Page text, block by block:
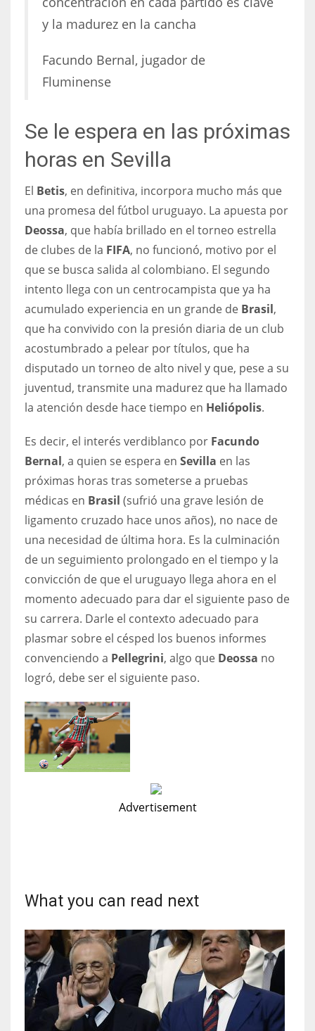
y la madurez en la cancha
Facundo Bernal, jugador de
Fluminense
Se le espera en las próximas
horas en Sevilla
El Betis, en definitiva, incorpora mucho más que
una promesa del fútbol uruguayo. La apuesta por
Deossa, que había brillado en el torneo estrella
de clubes de la FIFA, no funcionó, motivo por el
que se busca salida al colombiano. El segundo
intento llega con un centrocampista que ya ha
acumulado experiencia en un grande de Brasil,
que ha convivido con la presión diaria de un club
acostumbrado a pelear por títulos, que ha
disputado un torneo de alto nivel y que, pese a su
juventud, transmite una madurez que ha llamado
la atención desde hace tiempo en Heliópolis.
Es decir, el interés verdiblanco por Facundo
Bernal, a quien se espera en Sevilla en las
próximas horas tras someterse a pruebas
médicas en Brasil (sufrió una grave lesión de
ligamento cruzado hace unos años), no nace de
una necesidad de última hora. Es la culminación
de un seguimiento prolongado en el tiempo y la
convicción de que el uruguayo llega ahora en el
momento adecuado para dar el siguiente paso de
su carrera. Darle el contexto adecuado para
plasmar sobre el césped los buenos informes
convenciendo a Pellegrini, algo que Deossa no
logró, debe ser el siguiente paso.
Advertisement
What you can read next